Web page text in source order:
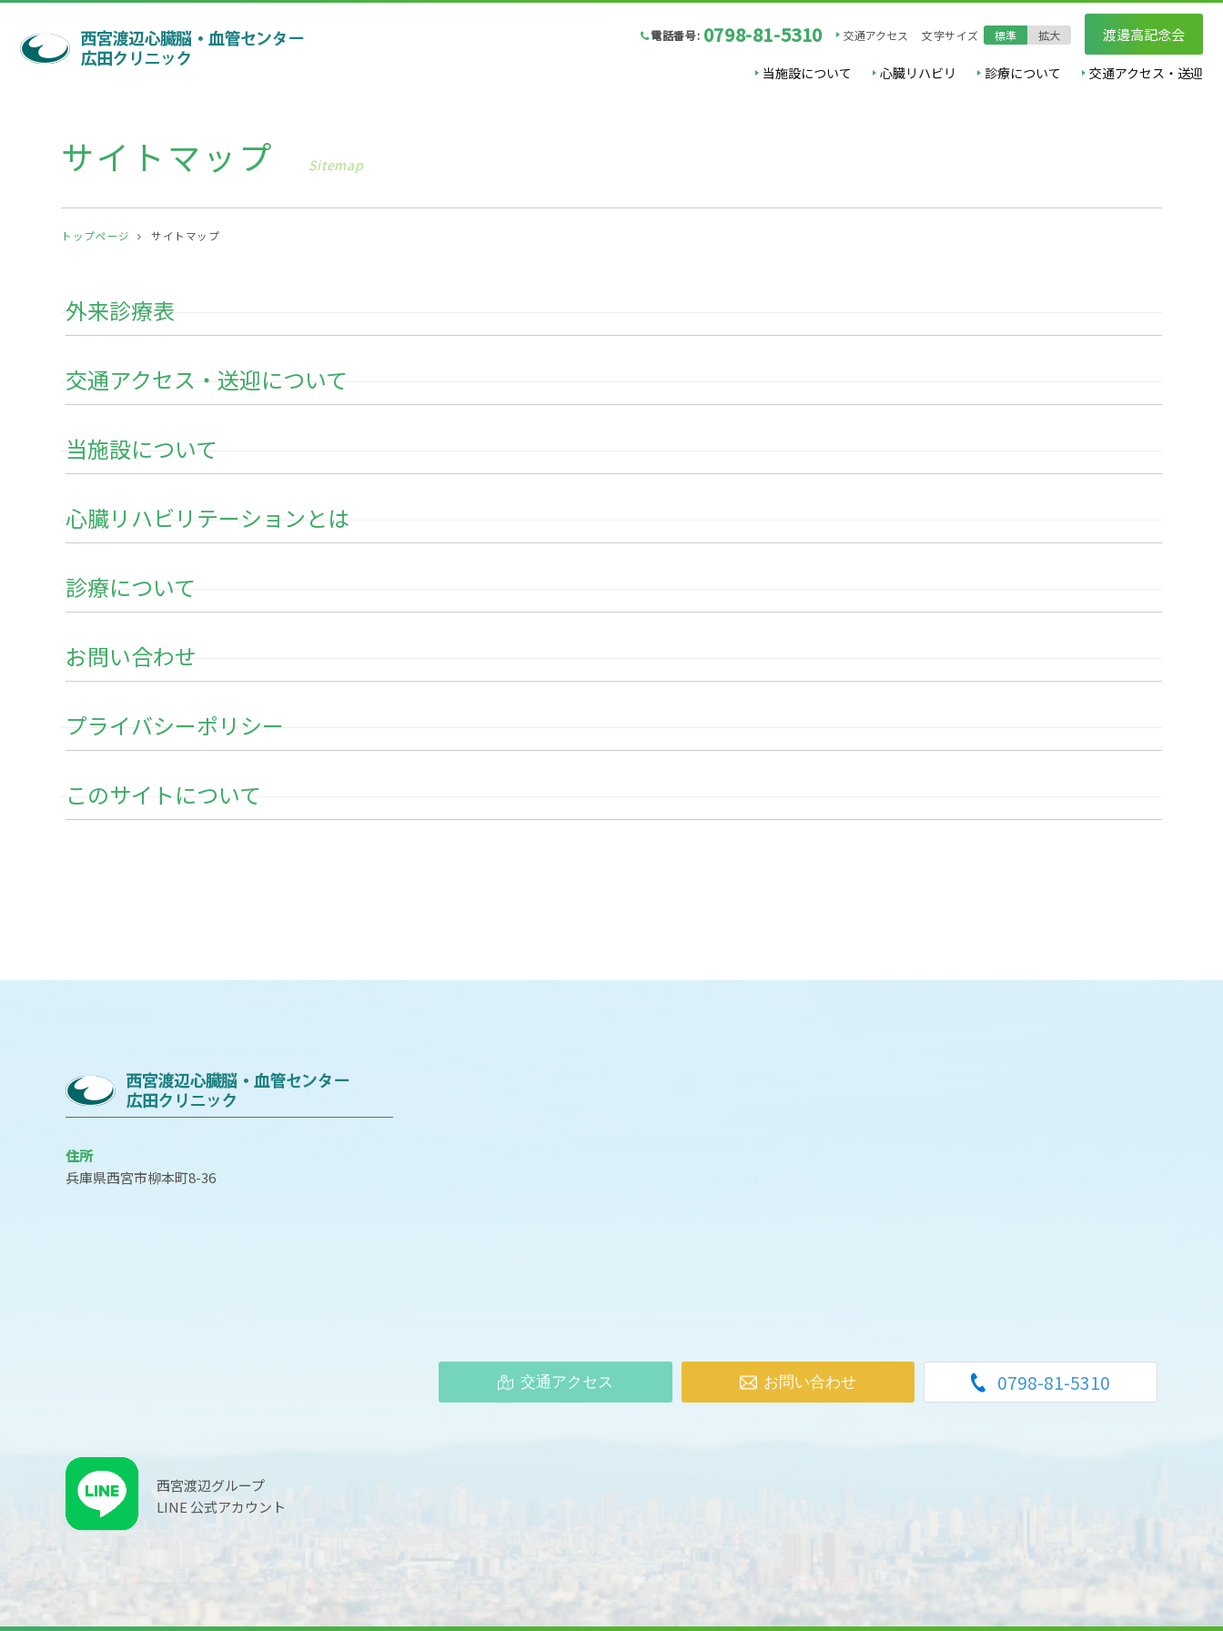
電話番号: 0798-81-5310 交通アクセス 文字サイズ 標準 拡大 渡邊高記念会
当施設について 心臓リハビリ 診療について 交通アクセス・送迎
サイトマップ Sitemap
トップページ サイトマップ
外来診療表
交通アクセス・送迎について
当施設について
心臓リハビリテーションとは
診療について
お問い合わせ
プライバシーポリシー
このサイトについて
住所
兵庫県西宮市柳本町8-36
交通アクセス お問い合わせ 0798-81-5310
西宮渡辺グループ
LINE 公式アカウント